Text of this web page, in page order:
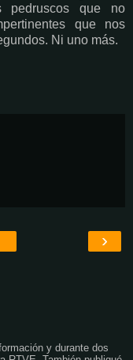
pedruscos que no
que nos
Ni uno más.
›
y durante dos